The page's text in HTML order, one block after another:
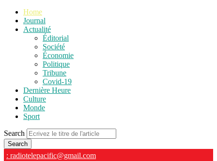
Home
Journal
Actualité
Éditorial
Société
Économie
Politique
Tribune
Covid-19
Dernière Heure
Culture
Monde
Sport
Search
: radiotelepacific@gmail.com